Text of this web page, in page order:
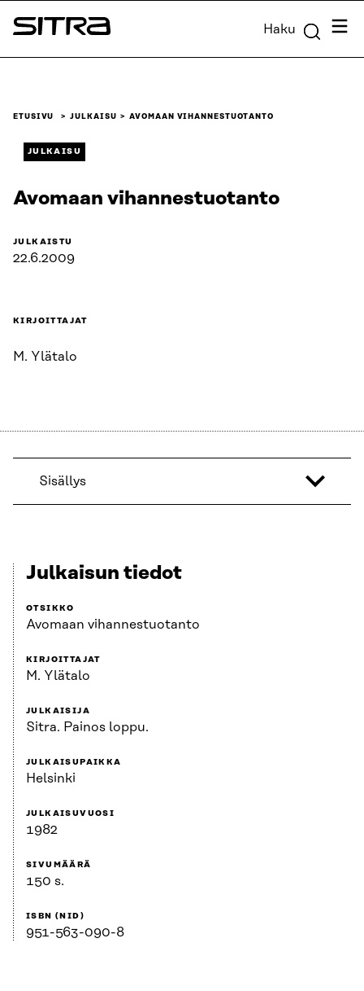
Siirry
suoraan
Sitra Haku
ETUSIVU JULKAISU AVOMAAN VIHANNESTUOTANTO
JULKAISU
Avomaan vihannestuotanto
JULKAISTU
22.6.2009
KIRJOITTAJAT
M. Ylätalo
Sisällys
Julkaisun tiedot
OTSIKKO
Avomaan vihannestuotanto
KIRJOITTAJAT
M. Ylätalo
JULKAISIJA
Sitra. Painos loppu.
JULKAISUPAIKKA
Helsinki
JULKAISUVUOSI
1982
SIVUMÄÄRÄ
150 s.
ISBN (NID)
951-563-090-8